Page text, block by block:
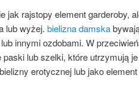
jak rajstopy element garderoby,
lub wyżej. bielizna damska
innymi ozdobami. W
lub szelki, które utrzymują
erotycznej lub jako